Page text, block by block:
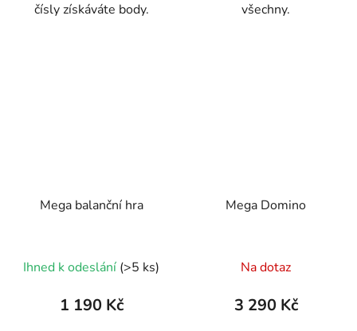
čísly získáváte body.
všechny.
Mega balanční hra
hodnocení
produktu
Ihned k odeslání (>5 ks)
1 190 Kč
Mega Domino
Na dotaz
3 290 Kč